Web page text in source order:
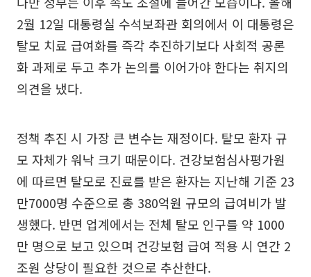
2월 12일 대통령실 수석보좌관 회의에서 이 대통령은
탈모 치료 급여화를 즉각 추진하기보다 사회적 공론
화 과제로 두고 추가 논의를 이어가야 한다는 취지의
의견을 냈다.
정책 추진 시 가장 큰 변수는 재정이다. 탈모 환자 규
모 자체가 워낙 크기 때문이다. 건강보험심사평가원
에 따르면 탈모로 진료를 받은 환자는 지난해 기준 23
만7000명 수준으로 총 380억원 규모의 급여비가 발
생했다. 반면 업계에서는 전체 탈모 인구를 약 1000
만 명으로 보고 있으며 건강보험 급여 적용 시 연간 2
조원 상당이 필요한 것으로 추산한다.